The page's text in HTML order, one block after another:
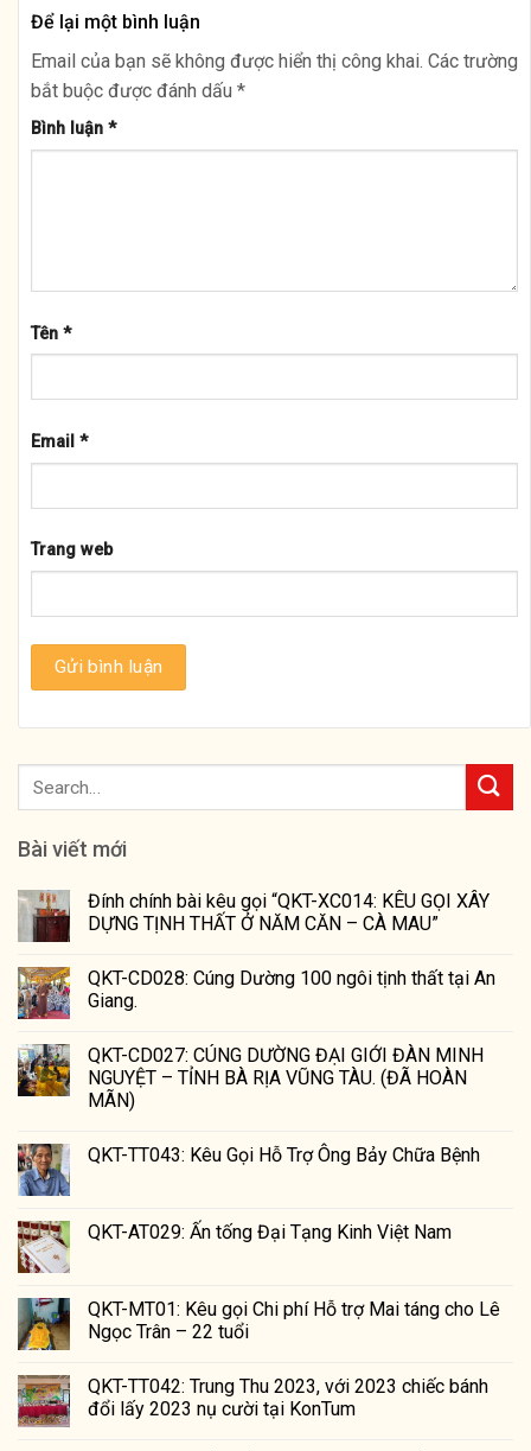
Để lại một bình luận
Email của bạn sẽ không được hiển thị công khai. Các trường
bắt buộc được đánh dấu *
Bình luận *
Tên *
Email *
Trang web
Bài viết mới
Đính chính bài kêu gọi “QKT-XC014: KÊU GỌI XÂY
DỰNG TỊNH THẤT Ở NĂM CĂN – CÀ MAU”
QKT-CD028: Cúng Dường 100 ngôi tịnh thất tại An
Giang.
QKT-CD027: CÚNG DƯỜNG ĐẠI GIỚI ĐÀN MINH
NGUYỆT – TỈNH BÀ RỊA VŨNG TÀU. (ĐÃ HOÀN
MÃN)
QKT-TT043: Kêu Gọi Hỗ Trợ Ông Bảy Chữa Bệnh
QKT-AT029: Ấn tống Đại Tạng Kinh Việt Nam
QKT-MT01: Kêu gọi Chi phí Hỗ trợ Mai táng cho Lê
Ngọc Trân – 22 tuổi
QKT-TT042: Trung Thu 2023, với 2023 chiếc bánh
đổi lấy 2023 nụ cười tại KonTum